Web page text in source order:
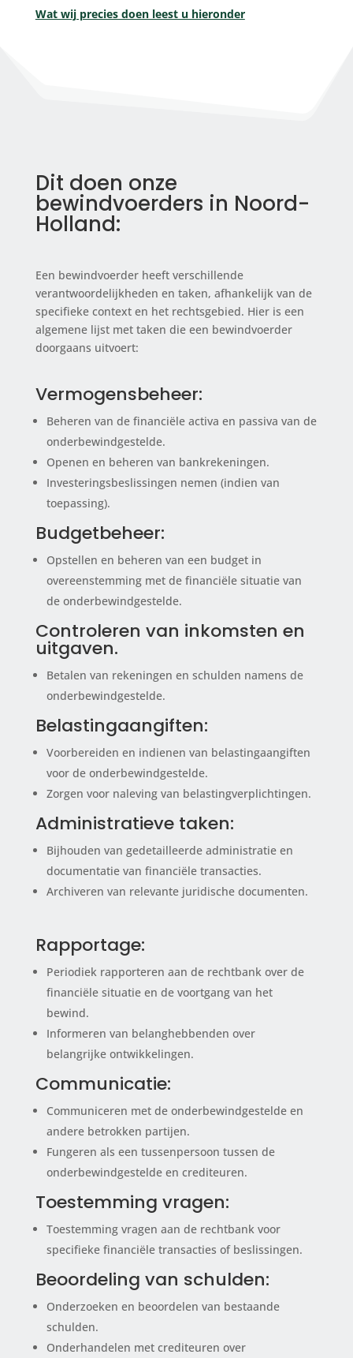
Wat wij precies doen leest u hieronder
Dit doen onze
bewindvoerders in Noord-
Holland:
Een bewindvoerder heeft verschillende
verantwoordelijkheden en taken, afhankelijk van de
specifieke context en het rechtsgebied. Hier is een
algemene lijst met taken die een bewindvoerder
doorgaans uitvoert:
Vermogensbeheer:
Beheren van de financiële activa en passiva van de
onderbewindgestelde.
Openen en beheren van bankrekeningen.
Investeringsbeslissingen nemen (indien van
toepassing).
Budgetbeheer:
Opstellen en beheren van een budget in
overeenstemming met de financiële situatie van
de onderbewindgestelde.
Controleren van inkomsten en
uitgaven.
Betalen van rekeningen en schulden namens de
onderbewindgestelde.
Belastingaangiften:
Voorbereiden en indienen van belastingaangiften
voor de onderbewindgestelde.
Zorgen voor naleving van belastingverplichtingen.
Administratieve taken:
Bijhouden van gedetailleerde administratie en
documentatie van financiële transacties.
Archiveren van relevante juridische documenten.
Rapportage:
Periodiek rapporteren aan de rechtbank over de
financiële situatie en de voortgang van het
bewind.
Informeren van belanghebbenden over
belangrijke ontwikkelingen.
Communicatie:
Communiceren met de onderbewindgestelde en
andere betrokken partijen.
Fungeren als een tussenpersoon tussen de
onderbewindgestelde en crediteuren.
Toestemming vragen:
Toestemming vragen aan de rechtbank voor
specifieke financiële transacties of beslissingen.
Beoordeling van schulden:
Onderzoeken en beoordelen van bestaande
schulden.
Onderhandelen met crediteuren over